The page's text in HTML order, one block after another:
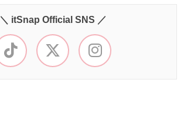
＼ itSnap Official SNS ／